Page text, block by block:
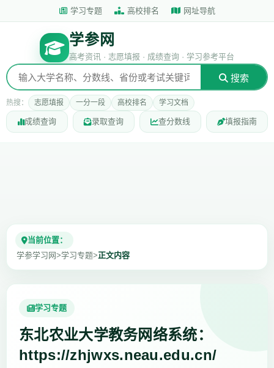
学习专题 高校排名 网址导航
学参网
高考资讯 · 志愿填报 · 成绩查询 · 学习参考平台
搜索
热搜： 志愿填报 一分一段 高校排名 学习文档
成绩查询 录取查询 查分数线 填报指南
当前位置：
学参学习网>学习专题>正文内容
学习专题
东北农业大学教务网络系统：
https://zhjwxs.neau.edu.cn/